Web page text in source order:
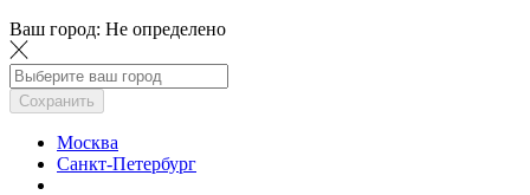
Ваш город: Не определено
Сохранить
Москва
Санкт-Петербург